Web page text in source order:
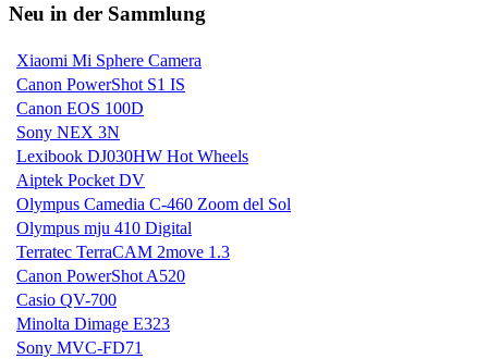
Neu in der Sammlung
Xiaomi Mi Sphere Camera
Canon PowerShot S1 IS
Canon EOS 100D
Sony NEX 3N
Lexibook DJ030HW Hot Wheels
Aiptek Pocket DV
Olympus Camedia C-460 Zoom del Sol
Olympus mju 410 Digital
Terratec TerraCAM 2move 1.3
Canon PowerShot A520
Casio QV-700
Minolta Dimage E323
Sony MVC-FD71